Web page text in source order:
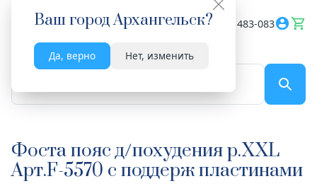
Ваш городАрхангельск?
Да, верно Нет, изменить
Весь сайт 8182 483-083
Фоста пояс д/похудения р.XXL
Арт.F-5570 с поддерж пластинами